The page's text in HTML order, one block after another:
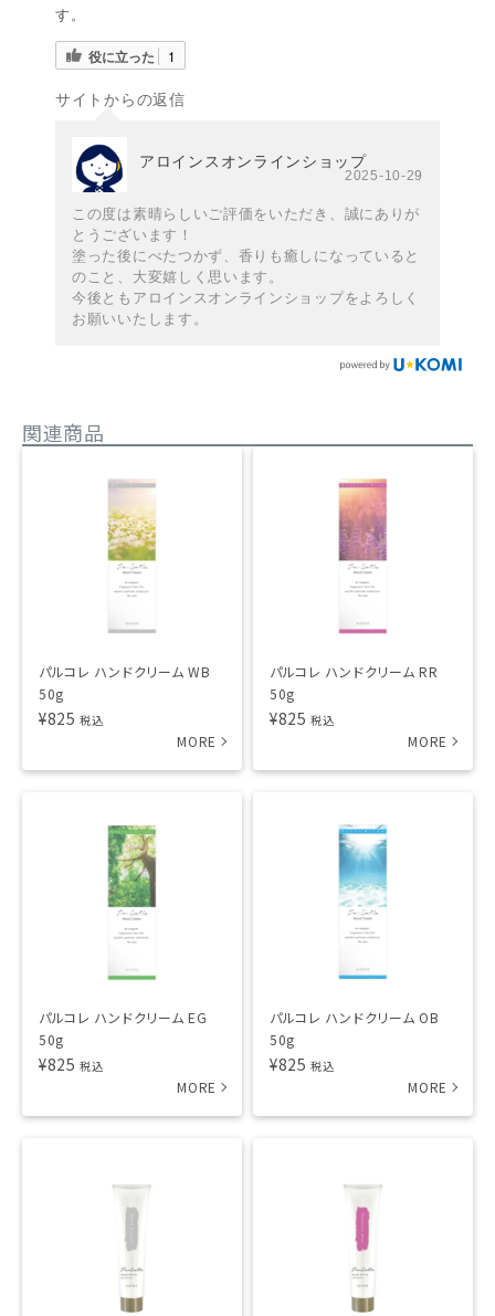
す。
役に立った 1
サイトからの返信
アロインスオンラインショップ
2025-10-29
この度は素晴らしいご評価をいただき、誠にありが
とうございます！
塗った後にべたつかず、香りも癒しになっていると
のこと、大変嬉しく思います。
今後ともアロインスオンラインショップをよろしく
お願いいたします。
関連商品
パルコレ ハンドクリーム WB
50g
¥825 税込
パルコレ ハンドクリーム RR
50g
¥825 税込
パルコレ ハンドクリーム EG
50g
¥825 税込
パルコレ ハンドクリーム OB
50g
¥825 税込